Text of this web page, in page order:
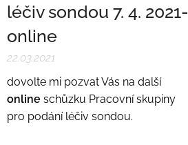
léčiv sondou 7. 4. 2021-
online
22.03.2021
dovolte mi pozvat Vás na další
online schůzku Pracovní skupiny
pro podání léčiv sondou.